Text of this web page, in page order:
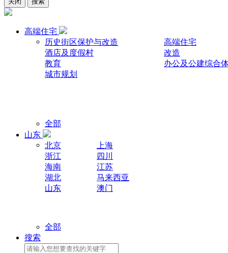
高端住宅
历史街区保护与改造
高端住宅
酒店及度假村
改造
教育
办公及公建综合
城市规划
全部
山东
北京
上海
浙江
四川
海南
江苏
湖北
马来西亚
山东
澳门
全部
搜索